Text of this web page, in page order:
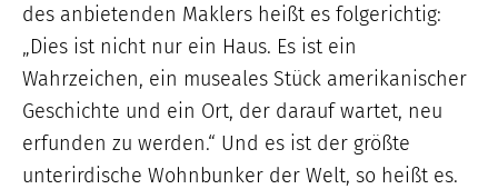
des anbietenden Maklers heißt es folgerichtig:
„Dies ist nicht nur ein Haus. Es ist ein
Wahrzeichen, ein museales Stück amerikanischer
Geschichte und ein Ort, der darauf wartet, neu
erfunden zu werden.“ Und es ist der größte
unterirdische Wohnbunker der Welt, so heißt es.